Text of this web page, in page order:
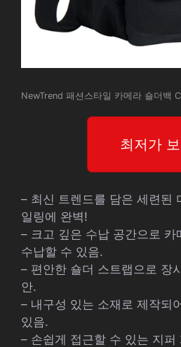
NewTrend 패션스타일 카메라 숄더백
최저가
– 최신 트렌드를 담은 세련된
일링에 완벽!
– 크고 깊은 수납 공간으로 카
수납할 수 있음.
– 편안한 숄더 스트랩으로 장
안.
– 내구성 있는 소재로 제작되
있음.
– 손쉽게 접근할 수 있는 지퍼